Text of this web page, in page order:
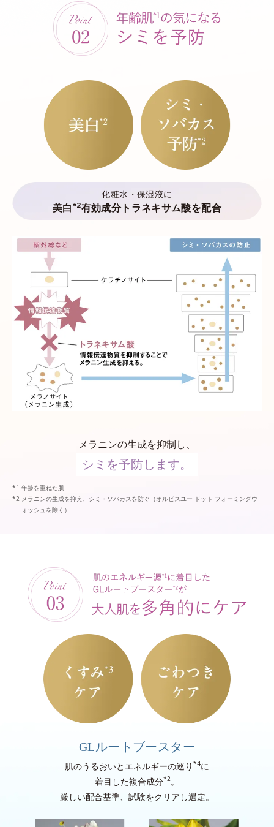
化粧水・保湿液に
美白 *2有効成分トラネキサム酸を配合
メラニンの生成を抑制し、
シミを予防します。
年齢を重ねた肌
メラニンの生成を抑え、シミ・ソバカスを防ぐ（オルビスユー ドット フォーミングウ
ォッシュを除く）
GLルートブースター
肌のうるおいとエネルギーの巡り *4に
着目した複合成分*2。
厳しい配合基準、試験をクリアし選定。